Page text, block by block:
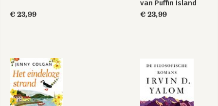
€ 23,99
van Puffin Island
€ 23,99